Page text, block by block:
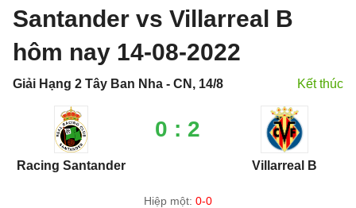
Santander vs Villarreal B
hôm nay 14-08-2022
Giải Hạng 2 Tây Ban Nha - CN, 14/8 Kết thúc
Racing Santander
0 : 2
Villarreal B
Hiệp một: 0-0